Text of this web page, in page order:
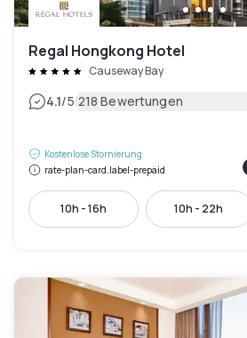
Regal Hongkong Hotel
Causeway Bay
4.1/5|218 Bewertungen
Kostenlose Stornierung
rate-plan-card.label-prepaid
10h - 16h 10h - 22h